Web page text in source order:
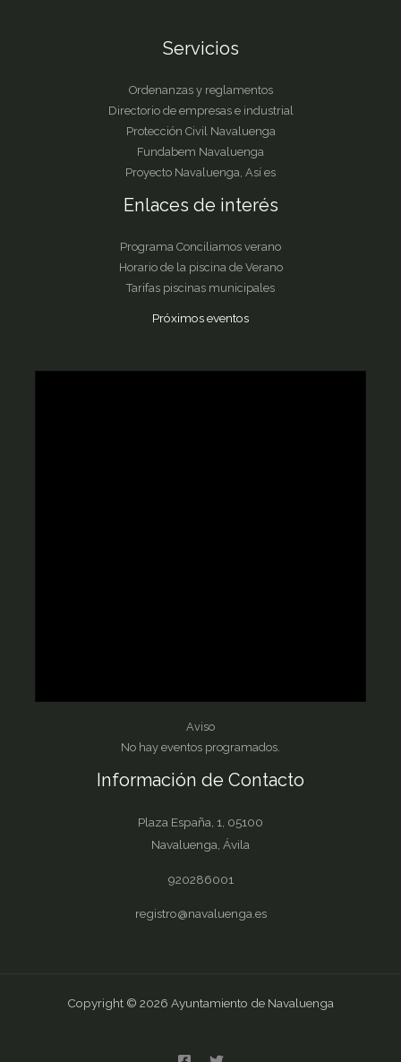
Servicios
Ordenanzas y reglamentos
Directorio de empresas e industrial
Protección Civil Navaluenga
Fundabem Navaluenga
Proyecto Navaluenga, Así es
Enlaces de interés
Programa Conciliamos verano
Horario de la piscina de Verano
Tarifas piscinas municipales
Próximos eventos
Aviso
No hay eventos programados.
Información de Contacto
Plaza España, 1, 05100
Navaluenga, Ávila
920286001
registro@navaluenga.es
Copyright © 2026 Ayuntamiento de Navaluenga